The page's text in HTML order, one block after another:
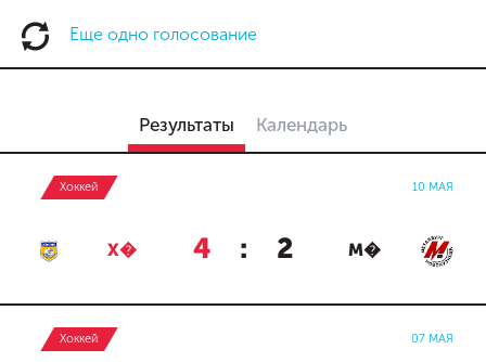
Еще одно голосование
Результаты Календарь
Хоккей 10 МАЯ
Х� 4 : 2 М�
Хоккей 07 МАЯ